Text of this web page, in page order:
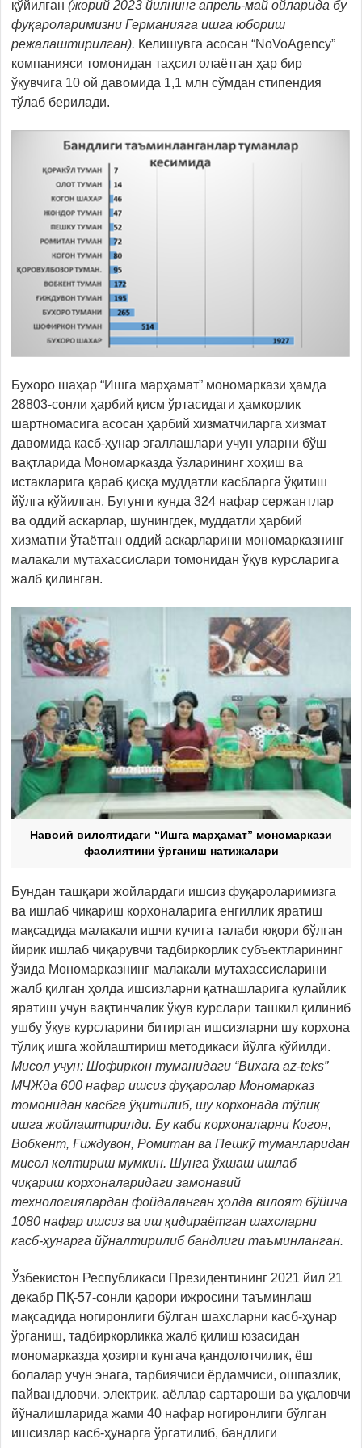
қўйилган (жорий 2023 йилнинг апрель-май ойларида бу
фуқароларимизни Германияга ишга юбориш
режалаштирилган). Келишувга асосан “NoVoAgency”
компанияси томонидан таҳсил олаётган ҳар бир
ўқувчига 10 ой давомида 1,1 млн сўмдан стипендия
тўлаб берилади.
Бухоро шаҳар “Ишга марҳамат” мономаркази ҳамда
28803-сонли ҳарбий қисм ўртасидаги ҳамкорлик
шартномасига асосан ҳарбий хизматчиларга хизмат
давомида касб-ҳунар эгаллашлари учун уларни бўш
вақтларида Мономарказда ўзларининг хоҳиш ва
истакларига қараб қисқа муддатли касбларга ўқитиш
йўлга қўйилган. Бугунги кунда 324 нафар сержантлар
ва оддий аскарлар, шунингдек, муддатли ҳарбий
хизматни ўтаётган оддий аскарларини мономарказнинг
малакали мутахассислари томонидан ўқув курсларига
жалб қилинган.
Навоий вилоятидаги “Ишга марҳамат” мономаркази
фаолиятини ўрганиш натижалари
Бундан ташқари жойлардаги ишсиз фуқароларимизга
ва ишлаб чиқариш корхоналарига енгиллик яратиш
мақсадида малакали ишчи кучига талаби юқори бўлган
йирик ишлаб чиқарувчи тадбиркорлик субъектларининг
ўзида Мономарказнинг малакали мутахассисларини
жалб қилган ҳолда ишсизларни қатнашларига қулайлик
яратиш учун вақтинчалик ўқув курслари ташкил қилиниб
ушбу ўқув курсларини битирган ишсизларни шу корхона
тўлиқ ишга жойлаштириш методикаси йўлга қўйилди.
Мисол учун: Шофиркон туманидаги “Buxara az-teks”
МЧЖда 600 нафар ишсиз фуқаролар Мономарказ
томонидан касбга ўқитилиб, шу корхонада тўлиқ
ишга жойлаштирилди. Бу каби корхоналарни Когон,
Вобкент, Ғиждувон, Ромитан ва Пешкў туманларидан
мисол келтириш мумкин. Шунга ўхшаш ишлаб
чиқариш корхоналаридаги замонавий
технологиялардан фойдаланган ҳолда вилоят бўйича
1080 нафар ишсиз ва иш қидираётган шахсларни
касб-ҳунарга йўналтирилиб бандлиги таъминланган.
Ўзбекистон Республикаси Президентининг 2021 йил 21
декабр ПҚ-57-сонли қарори ижросини таъминлаш
мақсадида ногиронлиги бўлган шахсларни касб-ҳунар
ўрганиш, тадбиркорликка жалб қилиш юзасидан
мономарказда ҳозирги кунгача қандолотчилик, ёш
болалар учун энага, тарбиячиси ёрдамчиси, ошпазлик,
пайвандловчи, электрик, аёллар сартароши ва уқаловчи
йўналишларида жами 40 нафар ногиронлиги бўлган
ишсизлар касб-ҳунарга ўргатилиб, бандлиги